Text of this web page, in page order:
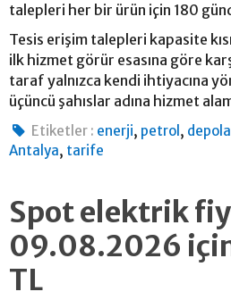
talepleri her bir ürün için 180
Tesis erişim talepleri kapasite
ilk hizmet görür esasına göre
taraf yalnızca kendi ihtiyacına
üçüncü şahıslar adına hizmet
Etiketler : enerji, petrol ,
Antalya, tarife
Spot elektrik
09.08.2026
TL